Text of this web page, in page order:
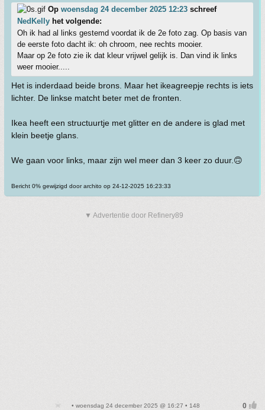
Op woensdag 24 december 2025 12:23 schreef
NedKelly het volgende:
Oh ik had al links gestemd voordat ik de 2e foto zag. Op basis van
de eerste foto dacht ik: oh chroom, nee rechts mooier.
Maar op 2e foto zie ik dat kleur vrijwel gelijk is. Dan vind ik links
weer mooier.....
Het is inderdaad beide brons. Maar het ikeagreepje rechts is iets
lichter. De linkse matcht beter met de fronten.
Ikea heeft een structuurtje met glitter en de andere is glad met
klein beetje glans.
We gaan voor links, maar zijn wel meer dan 3 keer zo duur.🙃
Bericht 0% gewijzigd door archito op 24-12-2025 16:23:33
▼ Advertentie door Refinery89
• woensdag 24 december 2025 @ 16:27 • 148